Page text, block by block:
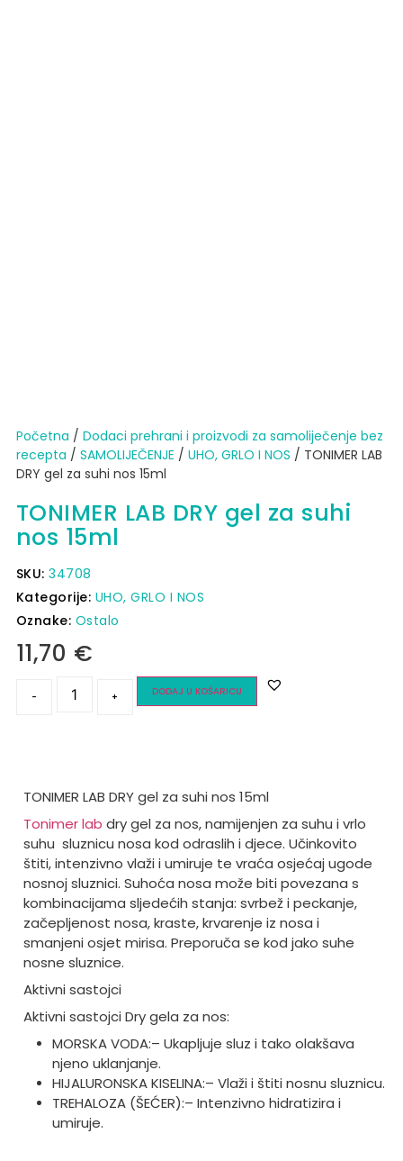
Početna / Dodaci prehrani i proizvodi za samoliječenje bez
recepta / SAMOLIJEČENJE / UHO, GRLO I NOS / TONIMER LAB
DRY gel za suhi nos 15ml
TONIMER LAB DRY gel za suhi
nos 15ml
SKU:34708
Kategorije: UHO, GRLO I NOS
Oznake: Ostalo
11,70 €
- + DODAJ U KOŠARICU
TONIMER LAB DRY gel za suhi nos 15ml
Tonimer lab dry gel za nos, namijenjen za suhu i vrlo
suhu sluznicu nosa kod odraslih i djece. Učinkovito
štiti, intenzivno vlaži i umiruje te vraća osjećaj ugode
nosnoj sluznici. Suhoća nosa može biti povezana s
kombinacijama sljedećih stanja: svrbež i peckanje,
začepljenost nosa, kraste, krvarenje iz nosa i
smanjeni osjet mirisa. Preporuča se kod jako suhe
nosne sluznice.
Aktivni sastojci
Aktivni sastojci Dry gela za nos:
MORSKA VODA:– Ukapljuje sluz i tako olakšava
njeno uklanjanje.
HIJALURONSKA KISELINA:– Vlaži i štiti nosnu sluznicu.
TREHALOZA (ŠEĆER):– Intenzivno hidratizira i
umiruje.